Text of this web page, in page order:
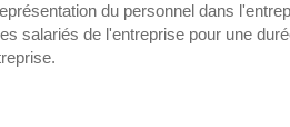
du personnel dans
salariés de l'entreprise pour une